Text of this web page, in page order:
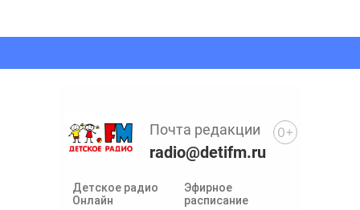
Детское радио
Онлайн
Эфирное
расписание
Почта редакции
radio@detifm.ru
0+